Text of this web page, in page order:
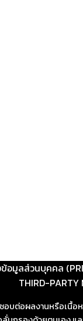
อมูลส่วนบุคคล
THIRD-PARTY
ต่อผลงานหรือเนื้อ